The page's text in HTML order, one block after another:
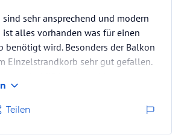
sind sehr ansprechend und modern
ist alles vorhanden was für einen
benötigt wird. Besonders der Balkon
Einzelstrandkorb sehr gut gefallen.
uns sehr wohl gefühlt und
jederzeit wieder buchen.
Teilen